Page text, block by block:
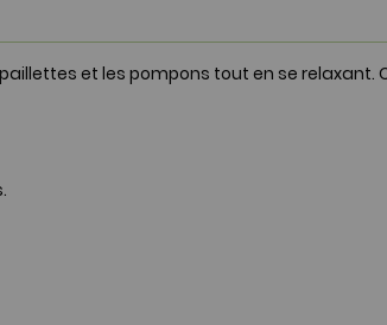
et les pompons tout en se